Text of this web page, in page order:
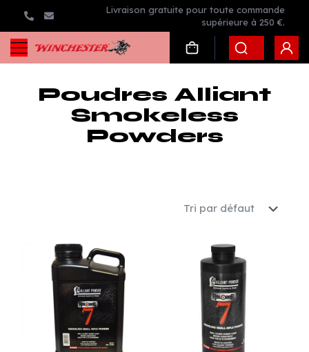
Livraison gratuite pour toute commande
supérieure à 250 €.
Poudres Alliant
Smokeless
Powders